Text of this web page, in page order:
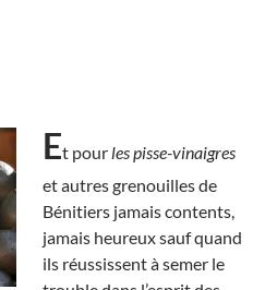
Et pour les pisse-vinaigres
et autres grenouilles de
Bénitiers jamais contents,
jamais heureux sauf quand
ils réussissent à semer le